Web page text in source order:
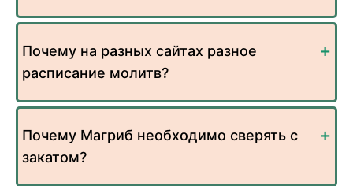
Почему на разных сайтах разное
расписание молитв?
Почему Магриб необходимо сверять с
закатом?